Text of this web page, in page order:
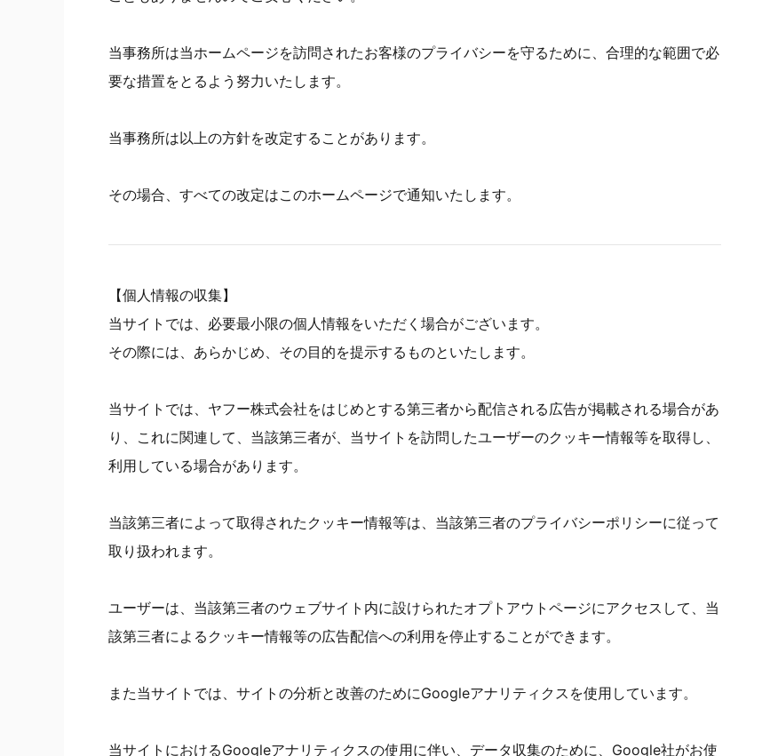
当事務所は当ホームページを訪問されたお客様のプライバシーを守るために、合理的な範囲で必
要な措置をとるよう努力いたします。
当事務所は以上の方針を改定することがあります。
その場合、すべての改定はこのホームページで通知いたします。
【個人情報の収集】
当サイトでは、必要最小限の個人情報をいただく場合がございます。
その際には、あらかじめ、その目的を提示するものといたします。
当サイトでは、ヤフー株式会社をはじめとする第三者から配信される広告が掲載される場合があ
り、これに関連して、当該第三者が、当サイトを訪問したユーザーのクッキー情報等を取得し、
利用している場合があります。
当該第三者によって取得されたクッキー情報等は、当該第三者のプライバシーポリシーに従って
取り扱われます。
ユーザーは、当該第三者のウェブサイト内に設けられたオプトアウトページにアクセスして、当
該第三者によるクッキー情報等の広告配信への利用を停止することができます。
また当サイトでは、サイトの分析と改善のためにGoogleアナリティクスを使用しています。
当サイトにおけるGoogleアナリティクスの使用に伴い、データ収集のために、Google社がお使